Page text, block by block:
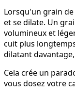
Lorsqu'un grain
et se dilate. Un
volumineux et
cuit plus
dilatant
Cela crée un
vous dosez votre